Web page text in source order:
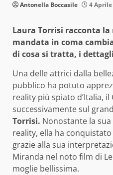
Antonella Boccasile 4 Aprile
Laura Torrisi racconta la
mandata in coma
di cosa si tratta, i
Una delle attrici dalla
pubblico ha potuto
reality più spiato d’Italia,
successivamente sul
Torrisi. Nonostante la
reality, ella ha
grazie alla sua
Miranda nel noto film di
moglie bellissima.